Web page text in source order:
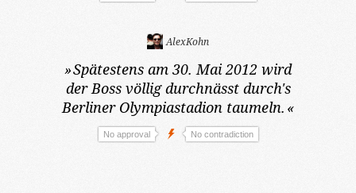
AlexKohn
»Spätestens am 30. Mai 2012 wird
der Boss völlig durchnässt durch's
Berliner Olympiastadion taumeln. «
No approval No contradiction